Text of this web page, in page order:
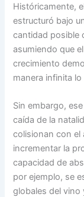
Históricamente,
estructuró bajo
cantidad posible
asumiendo que
crecimiento
manera infinita
Sin embargo,
caída de la
colisionan con el
incrementar la
capacidad de
por ejemplo, se
globales del vino